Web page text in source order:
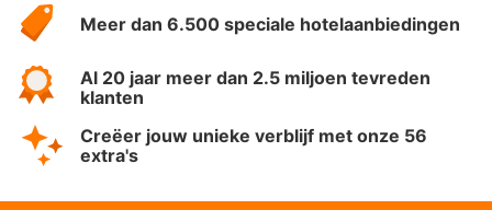
Meer dan 6.500 speciale hotelaanbiedingen
Al 20 jaar meer dan 2.5 miljoen tevreden
klanten
Creëer jouw unieke verblijf met onze 56
extra's